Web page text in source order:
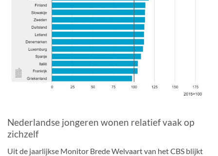
Nederlandse jongeren wonen relatief vaak op
zichzelf
Uit de jaarlijkse Monitor Brede Welvaart van het CBS blijkt